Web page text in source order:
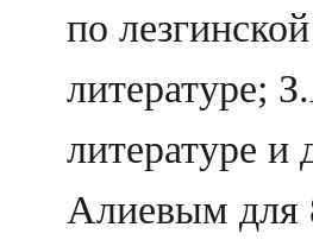
по
литературе;
литературе и
Алиевым для